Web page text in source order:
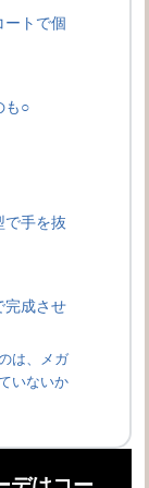
材について
トで個
も○
で手を抜
完成させ
は、メガ
いないか